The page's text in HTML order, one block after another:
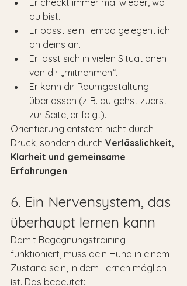
Er checkt immer mal wieder, wo
du bist.
Er passt sein Tempo gelegentlich
an deins an.
Er lässt sich in vielen Situationen
von dir „mitnehmen“.
Er kann dir Raumgestaltung
überlassen (z. B. du gehst zuerst
zur Seite, er folgt).
Orientierung entsteht nicht durch
Druck, sondern durch Verlässlichkeit,
Klarheit und gemeinsame
Erfahrungen.
6. Ein Nervensystem, das
überhaupt lernen kann
Damit Begegnungstraining
funktioniert, muss dein Hund in einem
Zustand sein, in dem Lernen möglich
ist. Das bedeutet: